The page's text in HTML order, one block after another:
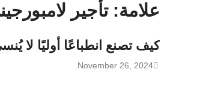
علامة:تأجير
كيف تصنع انطباعًا أوليًا لا
November 26, 2024